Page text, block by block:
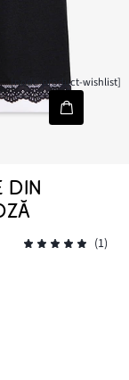
[node-product-wishlist]
DIN
(1)